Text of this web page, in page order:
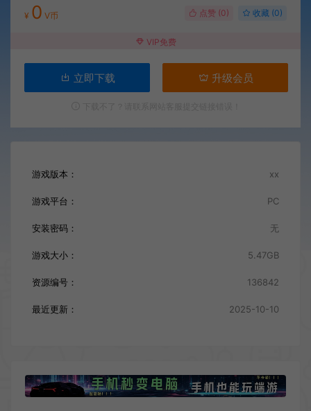
¥ 0 V币 点赞 (0) 收藏 (0)
VIP免费
立即下载 升级会员
游戏版本： xx
游戏平台： PC
安装密码： 无
游戏大小： 5.47GB
资源编号： 136842
最近更新： 2025-10-10